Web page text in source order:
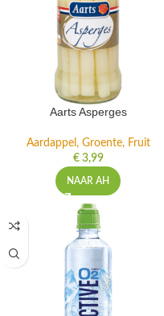
Aarts Asperges
Aardappel, Groente, Fruit
€3,99
NAAR AH